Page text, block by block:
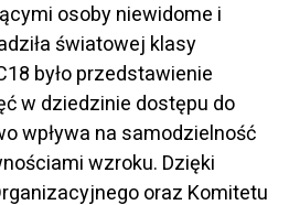
osoby niewidome i
światowej klasy
było przedstawienie
w dziedzinie dostępu do
wpływa na samodzielność
wzroku. Dzięki
oraz Komitetu